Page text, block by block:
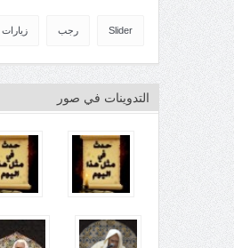
Slider رجب زيارات
التدوينات في صور